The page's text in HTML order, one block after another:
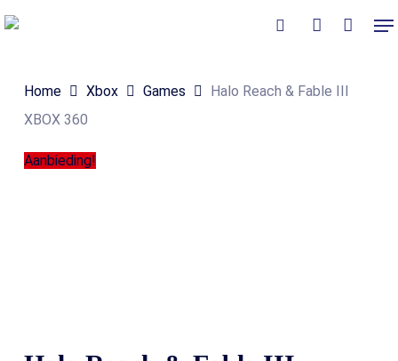
Skip
content
Home Xbox Games
Halo Reach & Fable III
XBOX 360
Aanbieding!